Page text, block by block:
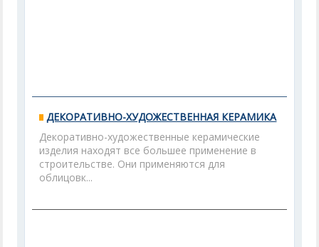
ДЕКОРАТИВНО-ХУДОЖЕСТВЕННАЯ КЕРАМИКА
Декоративно-художественные керамические
изделия находят все большее применение в
строительстве. Они применяются для
облицовк...